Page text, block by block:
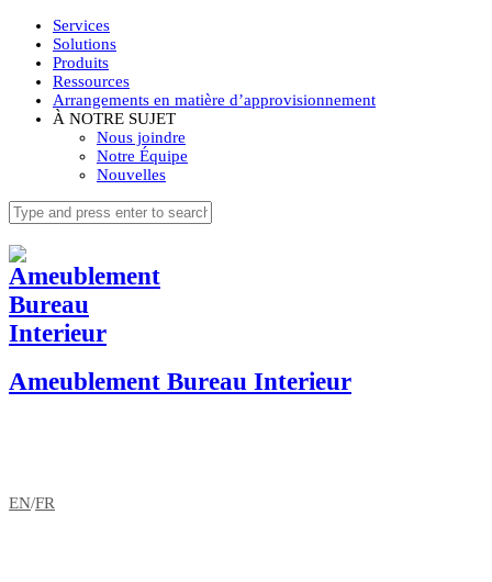
Services
Solutions
Produits
Ressources
Arrangements en matière d’approvisionnement
À NOTRE SUJET
Nous joindre
Notre Équipe
Nouvelles
Ameublement Bureau Interieur
EN/FR